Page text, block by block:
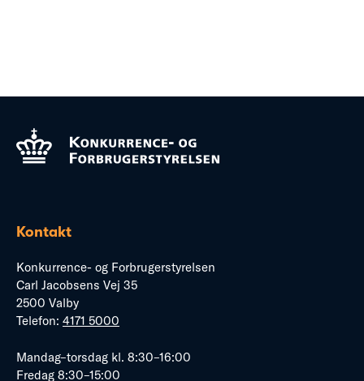
Kontakt
Konkurrence- og Forbrugerstyrelsen
Carl Jacobsens Vej 35
2500 Valby
Telefon: 4171 5000
Mandag–torsdag kl. 8:30–16:00
Fredag 8:30–15:00